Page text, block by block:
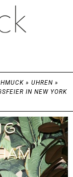
» UHREN »
IN NEW YORK